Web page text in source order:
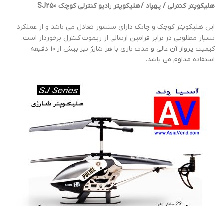
هلیکوپتر کنترلی / پهپاد / هلیکوپتر رادیو کنترلی کوچک SJ250
این هلیکوپتر کوچک و چابک دارای سنسور تعادل می باشد و از عملکرد
بسیار مطلوبی در برابر فرامین ارسالی از ریموت کنترل برخوردار است.
کیفیت پرواز آن عالی و مدت بازی با هر شارژ نیز بیش از 10 دقیقه
استفاده مداوم می باشد.